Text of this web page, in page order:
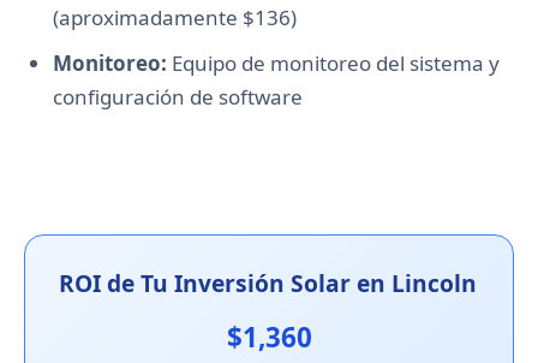
(aproximadamente $136)
Monitoreo: Equipo de monitoreo del sistema y
configuración de software
ROI de Tu Inversión Solar en Lincoln
$1,360